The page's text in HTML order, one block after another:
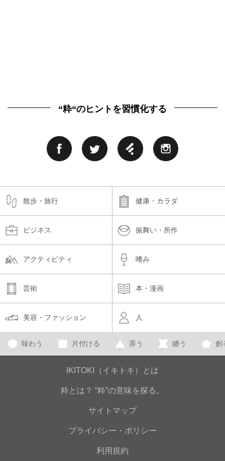
“粋“のヒントを習慣化する
散歩・旅行 健康・カラダ
ビジネス 振舞い・所作
アクティビティ 嗜み
芸術 本・漫画
美容・ファッション 人
味わう 片付ける 弄う 纏う 創
IKITOKI（イキトキ）とは
粋とは？ “粋”の意味を探る。
サイトマップ
プライバシー・ポリシー
利用規約